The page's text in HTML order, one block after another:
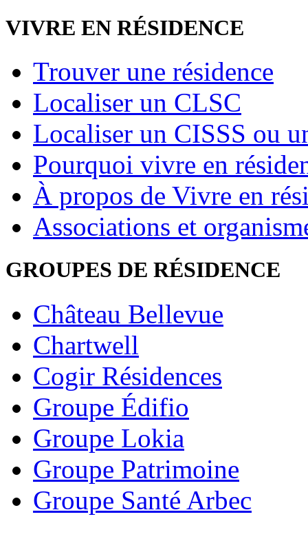
VIVRE EN RÉSIDENCE
Trouver une résidence
Localiser un CLSC
Localiser un CISSS ou
Pourquoi vivre en
À propos de Vivre en
Associations et
GROUPES DE RÉSIDENCE
Château Bellevue
Chartwell
Cogir Résidences
Groupe Édifio
Groupe Lokia
Groupe Patrimoine
Groupe Santé Arbec